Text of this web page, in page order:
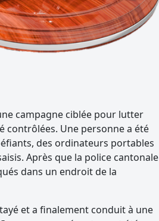
campagne ciblée pour lutter
contrôlées. Une personne a été
des ordinateurs portables
Après que la police cantonale
dans un endroit de la
et a finalement conduit à une